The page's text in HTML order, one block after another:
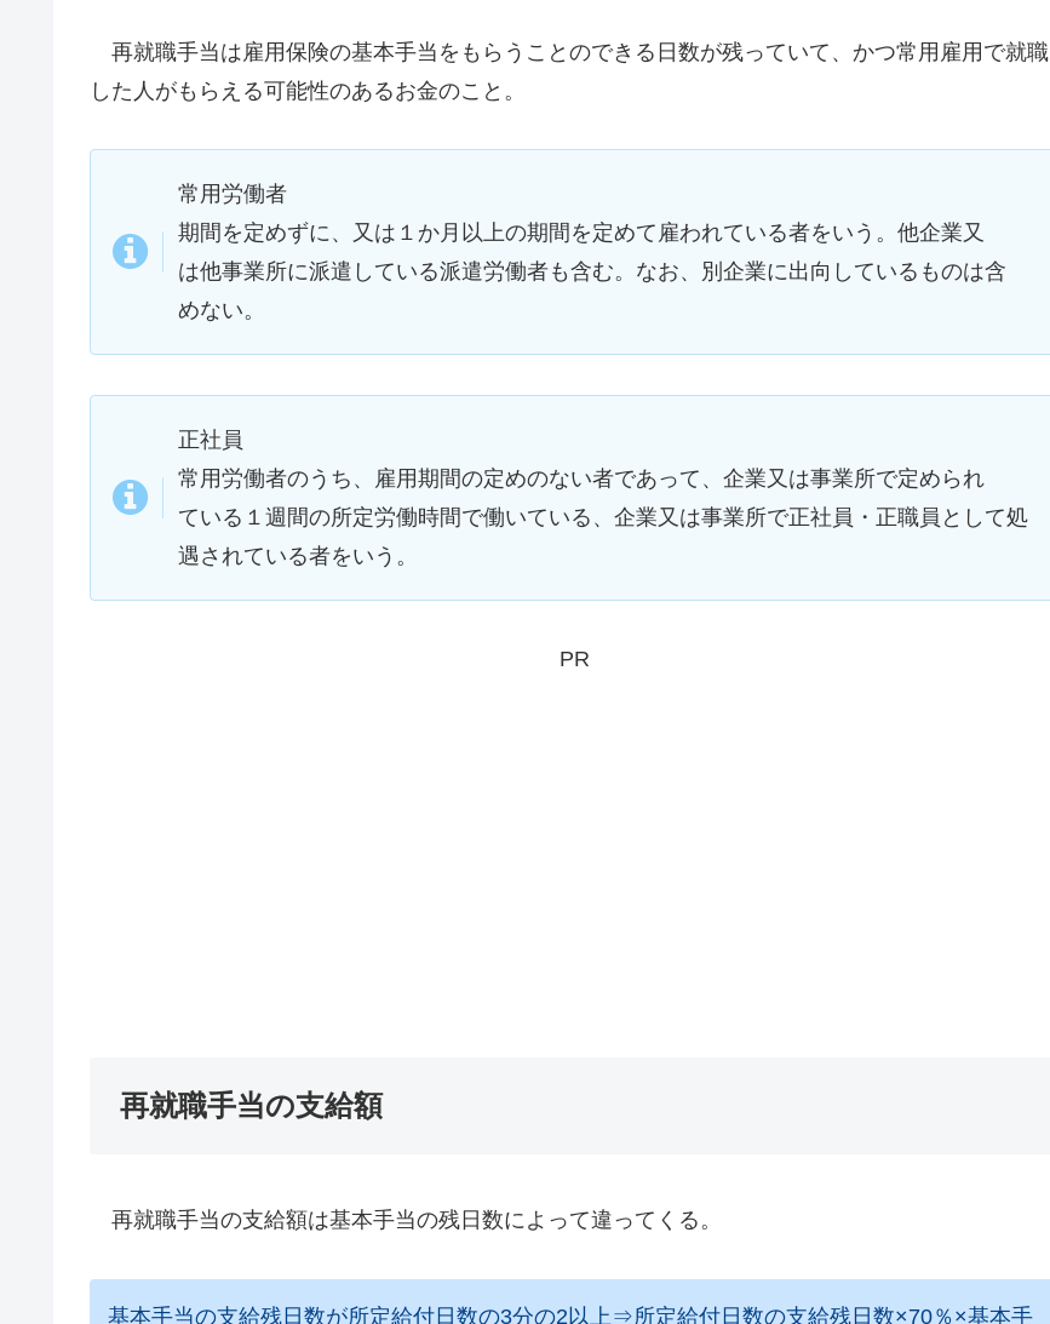
再就職手当は雇用保険の基本手当をもらうことのできる日数が残っていて、かつ常用雇用で就職
した人がもらえる可能性のあるお金のこと。
常用労働者
期間を定めずに、又は１か月以上の期間を定めて雇われている者をいう。他企業又
は他事業所に派遣している派遣労働者も含む。なお、別企業に出向しているものは含
めない。
正社員
常用労働者のうち、雇用期間の定めのない者であって、企業又は事業所で定められ
ている１週間の所定労働時間で働いている、企業又は事業所で正社員・正職員として処
遇されている者をいう。
PR
再就職手当の支給額
再就職手当の支給額は基本手当の残日数によって違ってくる。
基本手当の支給残日数が所定給付日数の3分の2以上⇒所定給付日数の支給残日数×70％×基本手